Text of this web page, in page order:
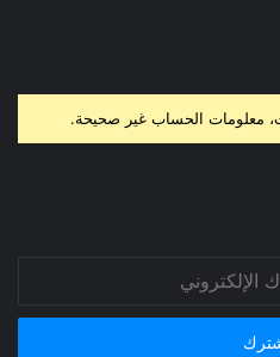
معلومات الحساب غير صحيحة.